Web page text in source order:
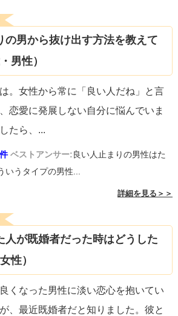
blog/necessaryperiods-
り目につく自分を責めない事。自信
経験をする
を学びます。
たまたま付き合った相手が悪かっ
せんが、10回、20回になると『もし
とします。
ポイントで、失敗する人は他人に責
考”の人が多いです。
い
はいい人が居ない
の男から抜け出す方法を教えて
男性）
。女性から常に「良い人だね」と言
恋愛に発展しない自分に悩んでいま
たら、 ...
ベストアンサー:良い人止まりの男性はた
いうタイプの男性...
詳細を見る＞＞
人が既婚者だった時はどうした
性）
くなった男性に淡い恋心を抱いてい
、最近既婚者だと知りました。彼と